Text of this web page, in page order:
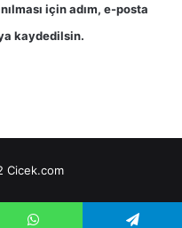
için adım, e-posta
kaydedilsin.
Cicek.com